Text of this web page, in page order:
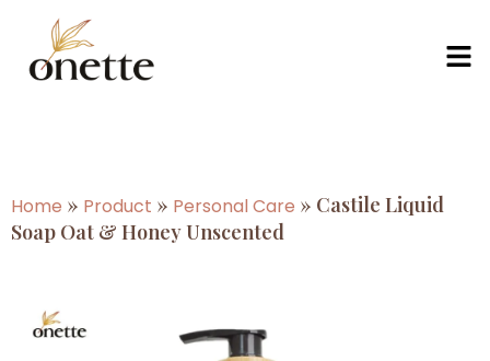
Home » Product » Personal Care » Castile Liquid
Soap Oat & Honey Unscented